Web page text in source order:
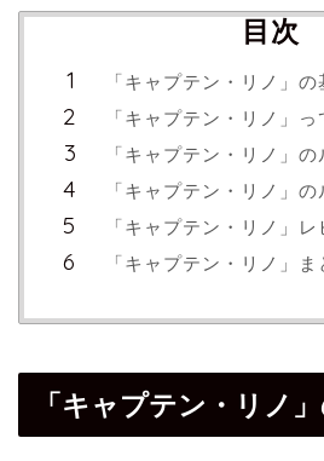
目次
「キャプテン・リノ」
「キャプテン・リノ」
「キャプテン・リノ」
「キャプテン・リノ」
「キャプテン・リノ」レ
「キャプテン・リノ」ま
「キャプテン・リノ